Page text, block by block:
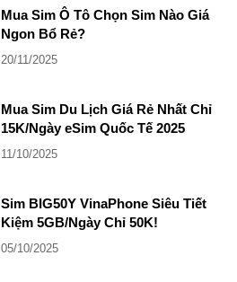
Mua Sim Ô Tô Chọn Sim Nào Giá
Ngon Bổ Rẻ?
20/11/2025
Mua Sim Du Lịch Giá Rẻ Nhất Chỉ
15K/Ngày eSim Quốc Tế 2025
11/10/2025
Sim BIG50Y VinaPhone Siêu Tiết
Kiệm 5GB/Ngày Chỉ 50K!
05/10/2025